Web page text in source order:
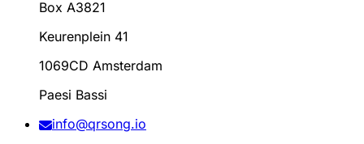
Box A3821
Keurenplein 41
1069CD Amsterdam
Paesi Bassi
info@qrsong.io